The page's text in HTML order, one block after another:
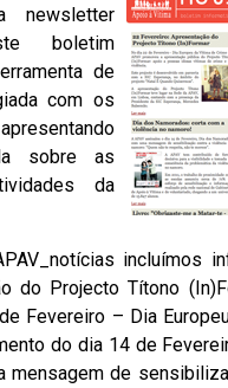
newsletter
boletim
de
com os
sobre as
da
incluímos
do Projecto Títono
Fevereiro – Dia
do dia 14 de
mensagem de